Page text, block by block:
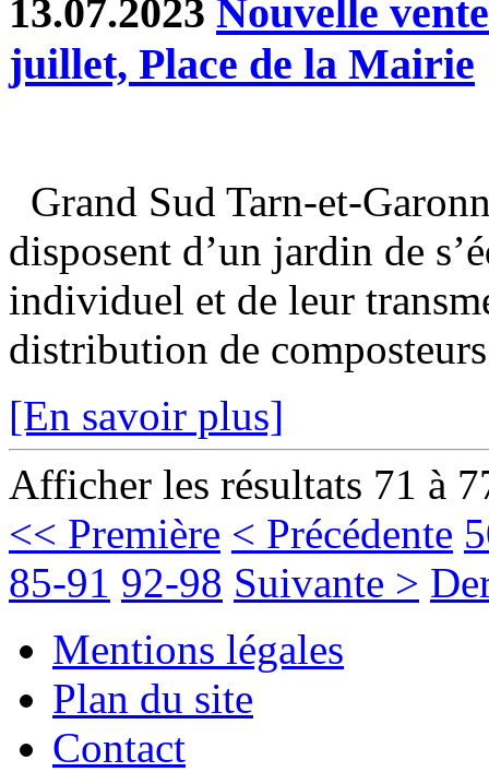
13.07.2023 Nouvelle
juillet, Place de la Mairie
Grand Sud Tarn-et-
disposent d’un jardin de
individuel et de leur
distribution de
[En savoir plus]
Afficher les résultats 71 à
<< Première < Précédente
85-91 92-98 Suivante >
Mentions légales
Plan du site
Contact